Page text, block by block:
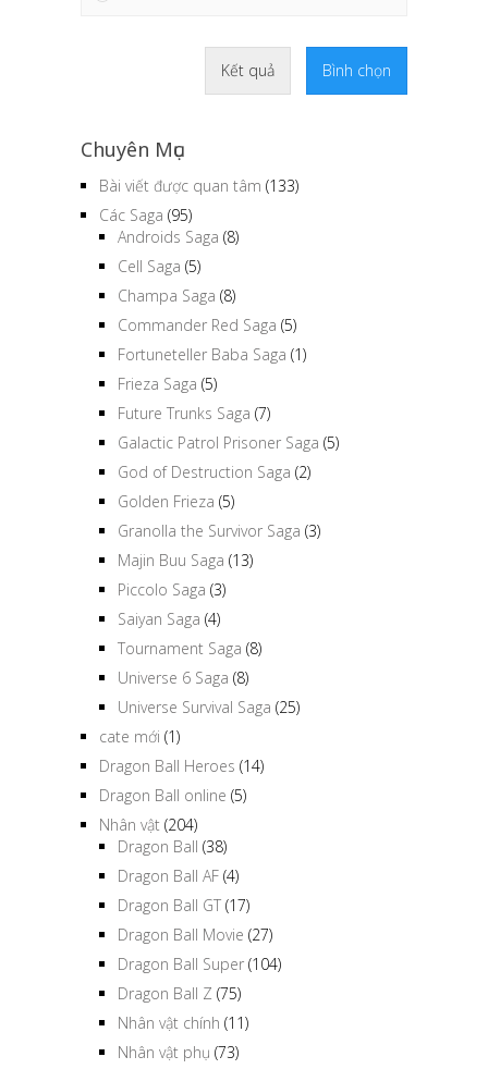
Kết quả Bình chọn
Chuyên Mục
Bài viết được quan tâm (133)
Các Saga (95)
Androids Saga (8)
Cell Saga (5)
Champa Saga (8)
Commander Red Saga (5)
Fortuneteller Baba Saga (1)
Frieza Saga (5)
Future Trunks Saga (7)
Galactic Patrol Prisoner Saga (5)
God of Destruction Saga (2)
Golden Frieza (5)
Granolla the Survivor Saga (3)
Majin Buu Saga (13)
Piccolo Saga (3)
Saiyan Saga (4)
Tournament Saga (8)
Universe 6 Saga (8)
Universe Survival Saga (25)
cate mới (1)
Dragon Ball Heroes (14)
Dragon Ball online (5)
Nhân vật (204)
Dragon Ball (38)
Dragon Ball AF (4)
Dragon Ball GT (17)
Dragon Ball Movie (27)
Dragon Ball Super (104)
Dragon Ball Z (75)
Nhân vật chính (11)
Nhân vật phụ (73)